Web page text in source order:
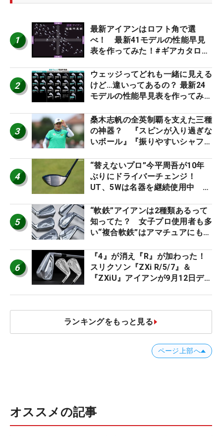
1
最新アイアンはロフト角で選
べ！ 最新41モデルの性能早見
表を作ってみた！#ギアカタログ
2
ウェッジってどれも一緒に見える
けど…違いってあるの？ 最新24
モデルの性能早見表を作ってみ
3
桑木志帆の全英制覇を支えた三種
の神器？ 『スピンが入り過ぎな
いボール』『振りやすいシャフ
ー』 #女子プロセッティング
4
“替えないプロ”今平周吾が10年
ぶりにドライバーチェンジ！
UT、5Wは名器を継続使用中 #
5
“軟鉄”アイアンは2種類あるって
知ってた？ 女子プロ使用者も多
い“複合軟鉄”はアマチュアにもオ
6
『4』が消え『R』が加わった！
スリクソン『ZXi R/5/7』＆
『ZXiU』アイアンが9月12日デ
ランキングをもっと見る
ページ上部へ
オススメの記事